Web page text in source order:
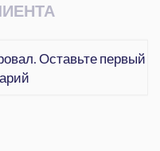
Оставьте первый